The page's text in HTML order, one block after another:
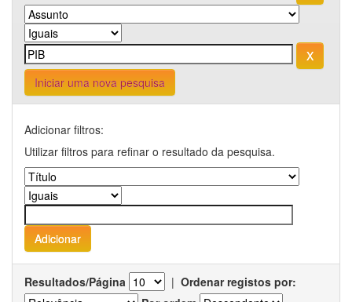
Iniciar uma nova pesquisa
Adicionar filtros:
Utilizar filtros para refinar o resultado da pesquisa.
Resultados/Página | Ordenar registos por: